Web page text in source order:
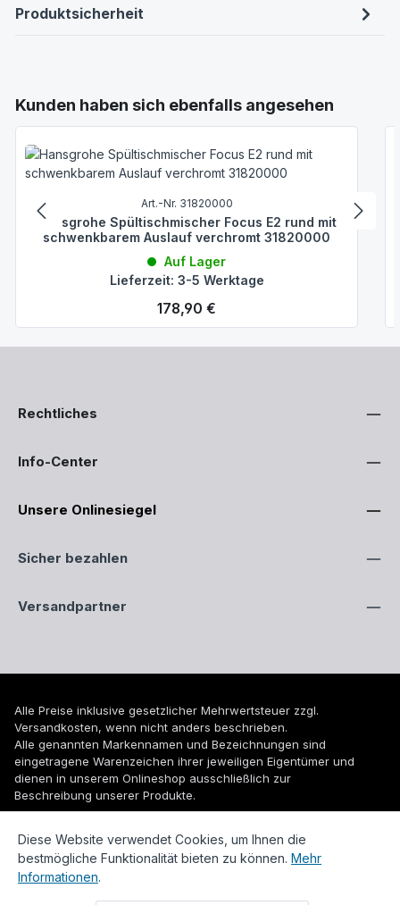
Produktsicherheit
Produktgalerie überspringen
Kunden haben sich ebenfalls angesehen
Art.-Nr. 31820000
Hansgrohe Spültischmischer Focus E2 rund mit
schwenkbarem Auslauf verchromt 31820000
Auf Lager
Lieferzeit: 3-5 Werktage
Regulärer Preis:
178,90 €
Rechtliches
Info-Center
Unsere Onlinesiegel
Sicher bezahlen
Versandpartner
Alle Preise inklusive gesetzlicher Mehrwertsteuer zzgl.
Versandkosten, wenn nicht anders beschrieben.
Alle genannten Markennamen und Bezeichnungen sind
eingetragene Warenzeichen ihrer jeweiligen Eigentümer und
dienen in unserem Onlineshop ausschließlich zur
Beschreibung unserer Produkte.
© 2026 WUH24.de - Weigel und Unger Heizungs- und
Sanitärtechnik GmbH
Diese Website verwendet Cookies, um Ihnen die
bestmögliche Funktionalität bieten zu können. Mehr
Informationen.